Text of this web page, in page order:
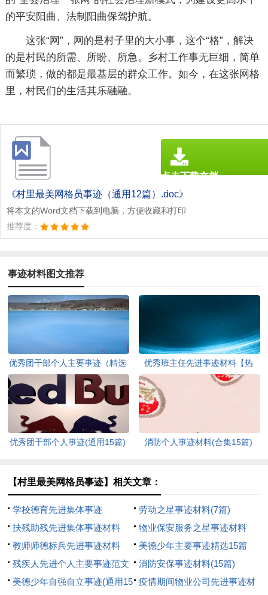
的平安阳曲、法制阳曲保驾护航。
这张“网”，网的是村子里的大小事，这个“格”，解决
的是村民的所需、所盼、所急。乡村工作事无巨细，简单
而繁琐，做的都是最基层的群众工作。如今，在这张网格
里，村民们的生活其乐融融。
《村里最美网格员事迹（通用12篇）.doc》
将本文的Word文档下载到电脑，方便收藏和打印
推荐度：
点击下载文档
文档为doc格式
事迹材料图文推荐
优秀团干部个人主要事迹（精选
7篇）
优秀班主任先进事迹材料【热
优秀团干部个人事迹(通用15篇) 消防个人事迹材料(合集15篇)
【村里最美网格员事迹】相关文章：
学校德育先进集体事迹
劳动之星事迹材料(7篇)
扶残助残先进集体事迹材料
物业保安服务之星事迹材料
教师师德标兵先进事迹材料
（精选26篇）
美德少年主要事迹精选15篇
残疾人先进个人主要事迹范文
（精选5篇）
消防安保事迹材料(15篇)
美德少年自强自立事迹(通用15 疫情期间物业公司先进事迹材